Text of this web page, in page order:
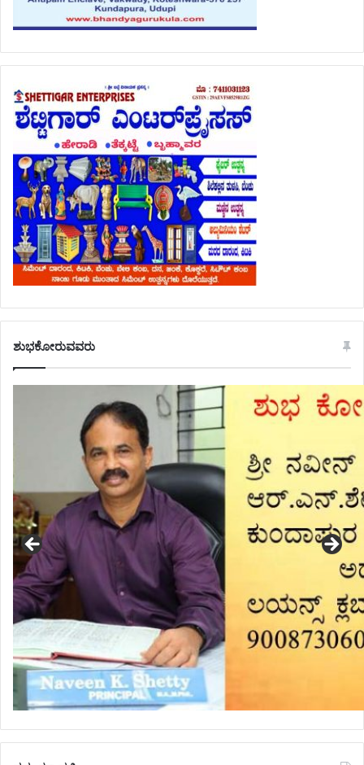
ಶುಭಕೋರುವವರು